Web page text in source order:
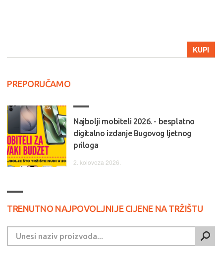
KUPI
PREPORUČAMO
Najbolji mobiteli 2026. - besplatno
digitalno izdanje Bugovog ljetnog
priloga
2. kolovoza 2026.
TRENUTNO NAJPOVOLJNIJE CIJENE NA TRŽIŠTU